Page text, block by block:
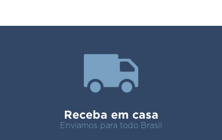
Receba em casa
Enviamos para todo Brasil